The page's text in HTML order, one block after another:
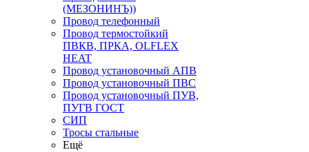
(МЕЗОНИНЪ))
Провод телефонный
Провод термостойкий
ПВКВ, ПРКА, OLFLEX
HEAT
Провод установочный АПВ
Провод установочный ПВС
Провод установочный ПУВ,
ПУГВ ГОСТ
СИП
Тросы стальные
Ещё